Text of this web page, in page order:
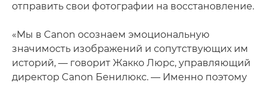
отправить свои фотографии на восстановление.
«Мы в Canon осознаем эмоциональную
значимость изображений и сопутствующих им
историй, — говорит Жакко Люрс, управляющий
директор Canon Бенилюкс. — Именно поэтому